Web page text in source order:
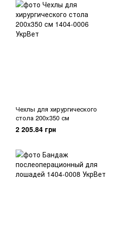
Чехлы для хирургического
стола 200x350 см
2 205.84 грн